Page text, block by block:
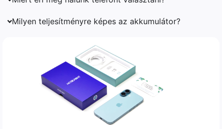
Milyen teljesítményre képes az akkumulátor?